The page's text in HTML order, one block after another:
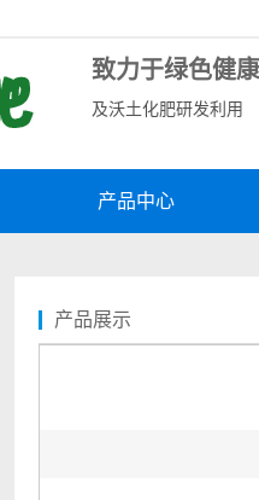
致力于绿色健
及沃土化肥研发利用
产品中心
产品展示